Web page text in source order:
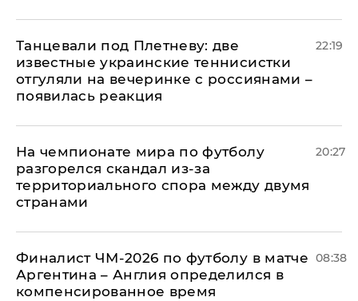
Танцевали под Плетневу: две
известные украинские теннисистки
отгуляли на вечеринке с россиянами –
появилась реакция
22:19
На чемпионате мира по футболу
разгорелся скандал из-за
территориального спора между двумя
странами
20:27
Финалист ЧМ-2026 по футболу в матче
Аргентина – Англия определился в
компенсированное время
08:38